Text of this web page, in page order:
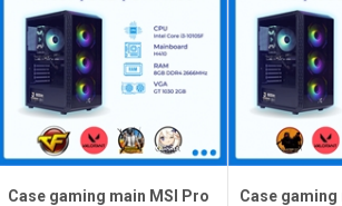
Case gaming main MSI Pro
Case gaming